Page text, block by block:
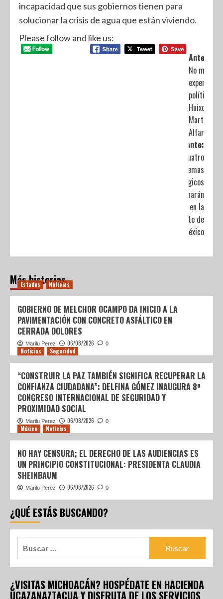
incapacidad que sus gobiernos tienen para
solucionar la crisis de agua que están viviendo.
Please follow and like us:
Anterior:
No más
políticos
Martínez
Alfaro
Siguiente:
Cuatro
sistemas
meteorológicos
ocasionarán
lluvias en la
mayor parte de
México
Más historias
Estados Noticias
GOBIERNO DE MELCHOR OCAMPO DA INICIO A LA
PAVIMENTACIÓN CON CONCRETO ASFÁLTICO EN
CERRADA DOLORES
Marilu Perez 06/08/2026 0
Noticias Seguridad
“CONSTRUIR LA PAZ TAMBIÉN SIGNIFICA RECUPERAR LA
CONFIANZA CIUDADANA”: DELFINA GÓMEZ INAUGURA 8º
CONGRESO INTERNACIONAL DE SEGURIDAD Y
PROXIMIDAD SOCIAL
Marilu Perez 06/08/2026 0
México Noticias
NO HAY CENSURA; EL DERECHO DE LAS AUDIENCIAS ES
UN PRINCIPIO CONSTITUCIONAL: PRESIDENTA CLAUDIA
SHEINBAUM
Marilu Perez 06/08/2026 0
¿QUÉ ESTÁS BUSCANDO?
¿VISITAS MICHOACÁN? HOSPÉDATE EN HACIENDA
UCAZANAZTACUA Y DISFRUTA DE LOS SERVICIOS